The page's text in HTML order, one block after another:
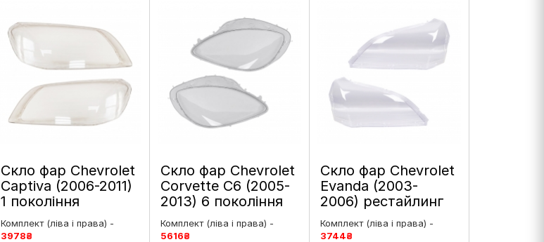
Скло фар Chevrolet
Captiva (2006-2011)
1 покоління
дорестайлинг ліве і
праве
Комплект (ліва і права) -
3978₴
Скло фар Chevrolet
Corvette C6 (2005-
2013) 6 покоління
ліве і праве
Комплект (ліва і права) -
5616₴
Скло фар Chevrolet
Evanda (2003-
2006) рестайлинг
ліве і праве
Комплект (ліва і права) -
3744₴